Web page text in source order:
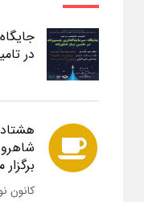
در
کانون